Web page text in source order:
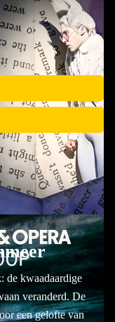
de kwaadaardige
veranderd. De
een gelofte van